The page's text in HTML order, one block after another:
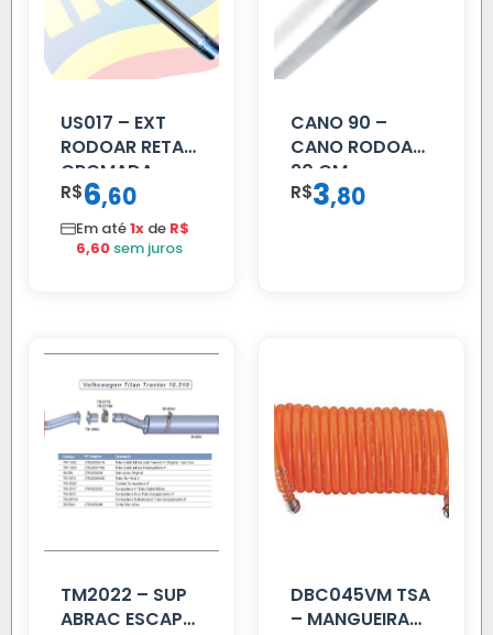
US017 – EXT
RODOAR RETA
CROMADA
R$6,60
Em até1x de R$
6,60 sem juros
CANO 90 –
CANO RODOAR
90 CM
R$3,80
TM2022 – SUP
ABRAC ESCAP
DBC045VM TSA
– MANGUEIRA